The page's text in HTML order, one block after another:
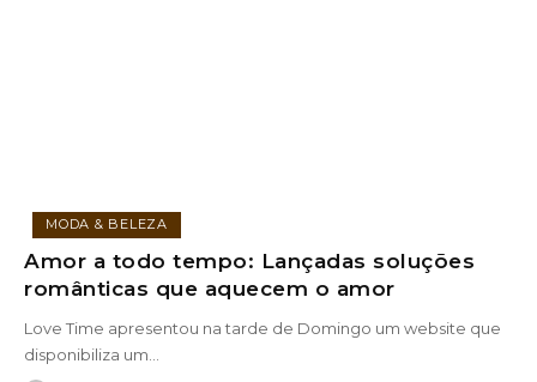
MODA & BELEZA
Amor a todo tempo: Lançadas soluções
românticas que aquecem o amor
Love Time apresentou na tarde de Domingo um website que
disponibiliza um…